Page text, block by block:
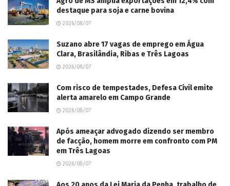
destaque para soja e carne bovina
2026/08/07
Suzano abre 17 vagas de emprego em Água
Clara, Brasilândia, Ribas e Três Lagoas
2026/08/07
Com risco de tempestades, Defesa Civil emite
alerta amarelo em Campo Grande
2026/08/07
Após ameaçar advogado dizendo ser membro
de facção, homem morre em confronto com PM
em Três Lagoas
2026/08/07